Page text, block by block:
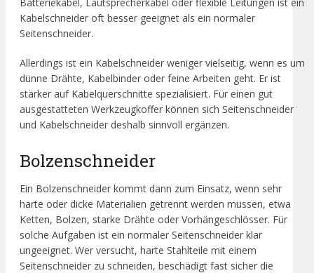
Batteriekabel, Lautsprecherkabel oder flexible Leitungen ist ein
Kabelschneider oft besser geeignet als ein normaler
Seitenschneider.
Allerdings ist ein Kabelschneider weniger vielseitig, wenn es um
dünne Drähte, Kabelbinder oder feine Arbeiten geht. Er ist
stärker auf Kabelquerschnitte spezialisiert. Für einen gut
ausgestatteten Werkzeugkoffer können sich Seitenschneider
und Kabelschneider deshalb sinnvoll ergänzen.
Bolzenschneider
Ein Bolzenschneider kommt dann zum Einsatz, wenn sehr
harte oder dicke Materialien getrennt werden müssen, etwa
Ketten, Bolzen, starke Drähte oder Vorhängeschlösser. Für
solche Aufgaben ist ein normaler Seitenschneider klar
ungeeignet. Wer versucht, harte Stahlteile mit einem
Seitenschneider zu schneiden, beschädigt fast sicher die